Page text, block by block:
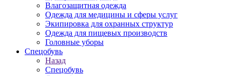
Влагозащитная одежда
Одежда для медицины и сферы услуг
Экипировка для охранных структур
Одежда для пищевых производств
Головные уборы
Спецобувь
Назад
Спецобувь